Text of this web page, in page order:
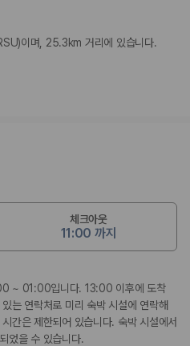
이며, 25.3km 거리에 있습니다.
체크아웃
11:00 까지
~ 01:00입니다. 13:00 이후에 도착
는 연락처로 미리 숙박 시설에 연락해
간은 제한되어 있습니다. 숙박 시설에서
었을 수 있습니다.